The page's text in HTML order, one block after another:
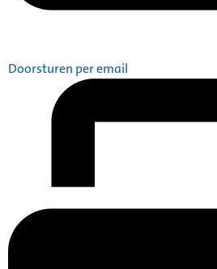
Doorsturen per email